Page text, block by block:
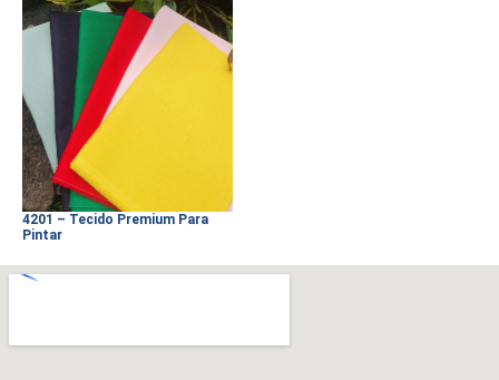
4201 – Tecido Premium Para
Pintar